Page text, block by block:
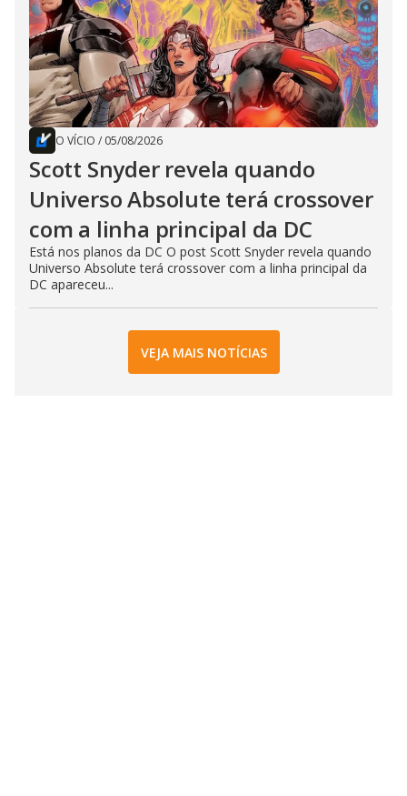
O VÍCIO / 05/08/2026
Scott Snyder revela quando
Universo Absolute terá crossover
com a linha principal da DC
Está nos planos da DC O post Scott Snyder revela quando
Universo Absolute terá crossover com a linha principal da
DC apareceu...
VEJA MAIS NOTÍCIAS